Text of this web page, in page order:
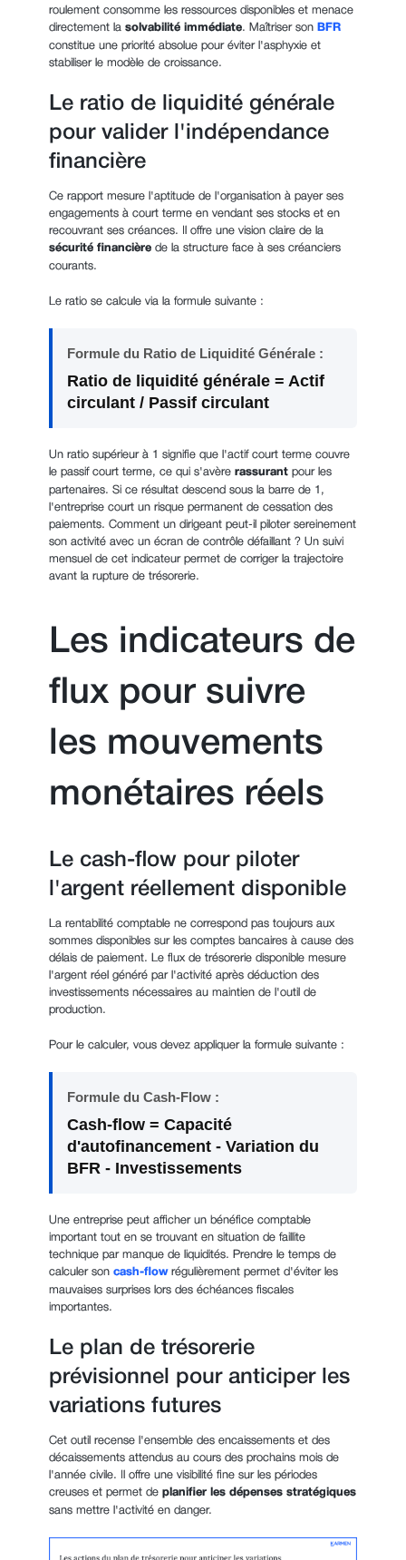
roulement consomme les ressources disponibles et menace
directement la solvabilité immédiate. Maîtriser son BFR
constitue une priorité absolue pour éviter l'asphyxie et
stabiliser le modèle de croissance.
Le ratio de liquidité générale
pour valider l'indépendance
financière
Ce rapport mesure l'aptitude de l'organisation à payer ses
engagements à court terme en vendant ses stocks et en
recouvrant ses créances. Il offre une vision claire de la
sécurité financière de la structure face à ses créanciers
courants.
Le ratio se calcule via la formule suivante :
Formule du Ratio de Liquidité Générale :
Ratio de liquidité générale = Actif
circulant / Passif circulant
Un ratio supérieur à 1 signifie que l'actif court terme couvre
le passif court terme, ce qui s'avère rassurant pour les
partenaires. Si ce résultat descend sous la barre de 1,
l'entreprise court un risque permanent de cessation des
paiements. Comment un dirigeant peut-il piloter sereinement
son activité avec un écran de contrôle défaillant ? Un suivi
mensuel de cet indicateur permet de corriger la trajectoire
avant la rupture de trésorerie.
Les indicateurs de
flux pour suivre
les mouvements
monétaires réels
Le cash-flow pour piloter
l'argent réellement disponible
La rentabilité comptable ne correspond pas toujours aux
sommes disponibles sur les comptes bancaires à cause des
délais de paiement. Le flux de trésorerie disponible mesure
l'argent réel généré par l'activité après déduction des
investissements nécessaires au maintien de l'outil de
production.
Pour le calculer, vous devez appliquer la formule suivante :
Formule du Cash-Flow :
Cash-flow = Capacité
d'autofinancement - Variation du
BFR - Investissements
Une entreprise peut afficher un bénéfice comptable
important tout en se trouvant en situation de faillite
technique par manque de liquidités. Prendre le temps de
calculer son cash-flow régulièrement permet d'éviter les
mauvaises surprises lors des échéances fiscales
importantes.
Le plan de trésorerie
prévisionnel pour anticiper les
variations futures
Cet outil recense l'ensemble des encaissements et des
décaissements attendus au cours des prochains mois de
l'année civile. Il offre une visibilité fine sur les périodes
creuses et permet de planifier les dépenses stratégiques
sans mettre l'activité en danger.